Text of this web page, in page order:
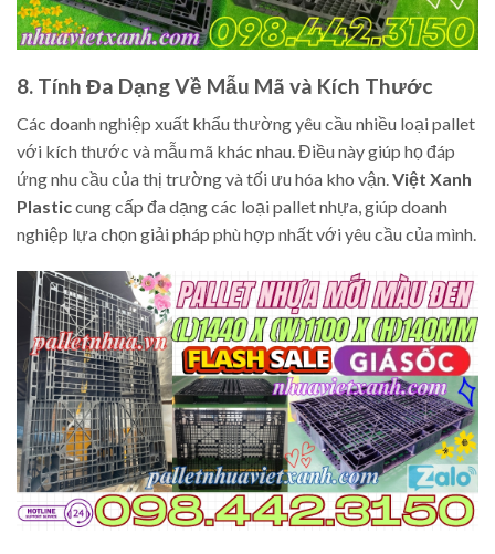
8. Tính Đa Dạng Về Mẫu Mã và Kích Thước
Các doanh nghiệp xuất khẩu thường yêu cầu nhiều loại pallet
với kích thước và mẫu mã khác nhau. Điều này giúp họ đáp
ứng nhu cầu của thị trường và tối ưu hóa kho vận.Việt Xanh
Plasticcung cấp đa dạng các loại pallet nhựa, giúp doanh
nghiệp lựa chọn giải pháp phù hợp nhất với yêu cầu của mình.